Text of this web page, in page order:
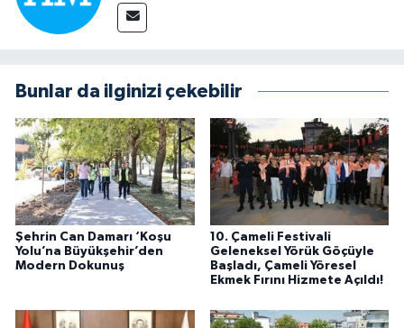
Bunlar da ilginizi çekebilir
Şehrin Can Damarı ‘Koşu
Yolu’na Büyükşehir’den
Modern Dokunuş
10. Çameli Festivali
Geleneksel Yörük Göçüyle
Başladı, Çameli Yöresel
Ekmek Fırını Hizmete Açıldı!